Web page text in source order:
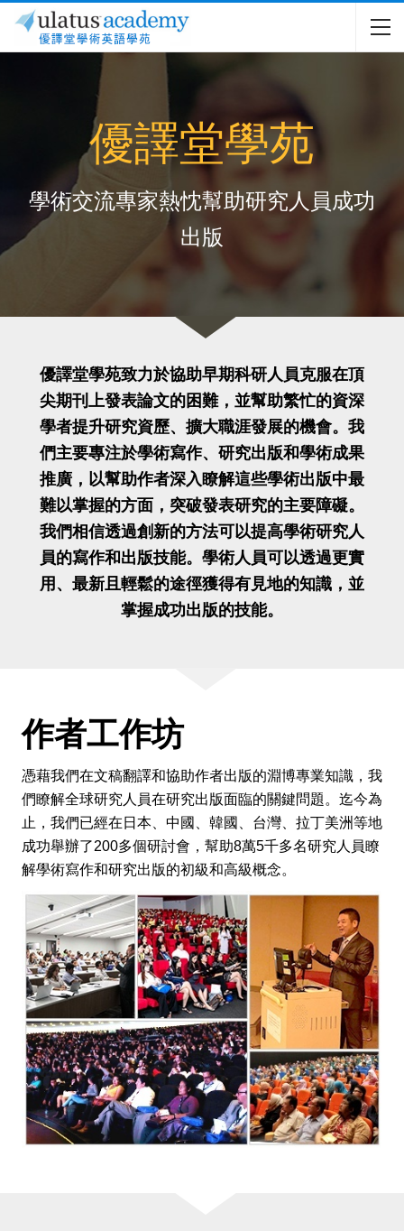
優譯堂學苑
學術交流專家熱忱幫助研究人員成功
出版
優譯堂學苑致力於協助早期科研人員克服在頂
尖期刊上發表論文的困難，並幫助繁忙的資深
學者提升研究資歷、擴大職涯發展的機會。我
們主要專注於學術寫作、研究出版和學術成果
推廣，以幫助作者深入瞭解這些學術出版中最
難以掌握的方面，突破發表研究的主要障礙。
我們相信透過創新的方法可以提高學術研究人
員的寫作和出版技能。學術人員可以透過更實
用、最新且輕鬆的途徑獲得有見地的知識，並
掌握成功出版的技能。
作者工作坊
憑藉我們在文稿翻譯和協助作者出版的淵博專業知識，我
們瞭解全球研究人員在研究出版面臨的關鍵問題。迄今為
止，我們已經在日本、中國、韓國、台灣、拉丁美洲等地
成功舉辦了200多個研討會，幫助8萬5千多名研究人員瞭
解學術寫作和研究出版的初級和高級概念。